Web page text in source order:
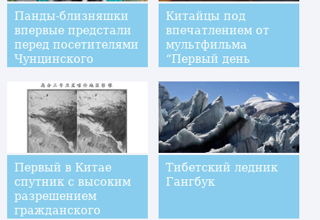
Панды-близняшки
впервые предстали
перед посетителями
Чунцинского
Китайцы под
впечатлением от
мультфильма
“Первый день
Первый в Китае
спутник с высоким
разрешением
гражданского
Тибетский ледник
Гангбук